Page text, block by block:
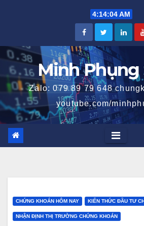
4:14:04 AM
Minh Phụng
Zalo: 079 89 79 648
youtube.com/
CHỨNG KHOÁN HÔM NAY KIẾN THỨC ĐẦU TƯ
NHẬN ĐỊNH THỊ TRƯỜNG CHỨNG KHOÁN